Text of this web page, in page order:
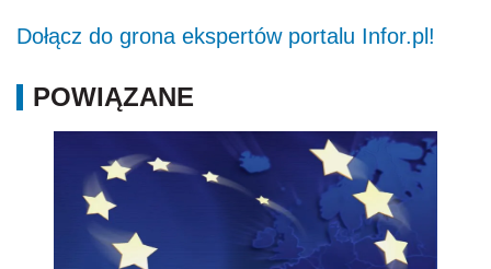
Dołącz do grona ekspertów portalu Infor.pl!
POWIĄZANE